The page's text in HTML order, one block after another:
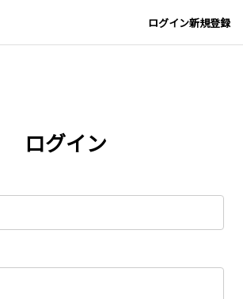
ログイン新規登録
ログイン